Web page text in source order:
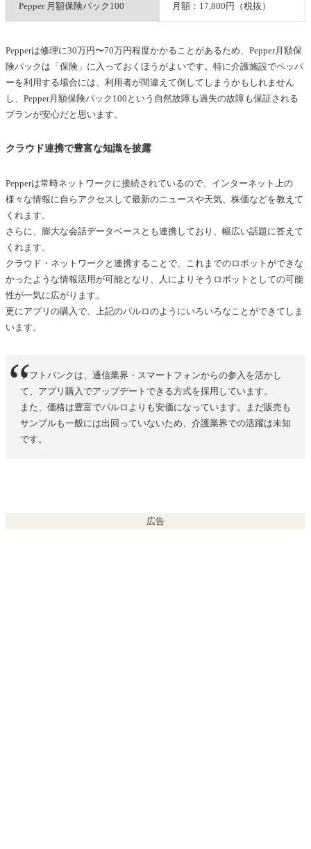
Pepper 月額保険パック100 月額：17,800円（税抜）
Pepperは修理に30万円〜70万円程度かかることがあるため、Pepper月額保
険パックは「保険」に入っておくほうがよいです。特に介護施設でペッパ
ーを利用する場合には、利用者が間違えて倒してしまうかもしれません
し、Pepper月額保険パック100という自然故障も過失の故障も保証される
プランが安心だと思います。
クラウド連携で豊富な知識を披露
Pepperは常時ネットワークに接続されているので、インターネット上の
様々な情報に自らアクセスして最新のニュースや天気、株価などを教えて
くれます。
さらに、膨大な会話データベースとも連携しており、幅広い話題に答えて
くれます。
クラウド・ネットワークと連携することで、これまでのロボットができな
かったような情報活用が可能となり、人によりそうロボットとしての可能
性が一気に広がります。
更にアプリの購入で、上記のパルロのようにいろいろなことができてしま
います。
ソフトバンクは、通信業界・スマートフォンからの参入を活かし
て、アプリ購入でアップデートできる方式を採用しています。
また、価格は豊富でパルロよりも安価になっています。まだ販売も
サンプルも一般には出回っていないため、介護業界での活躍は未知
です。
広告